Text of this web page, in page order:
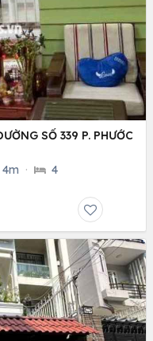
SỐ 339 P. PHƯỚC
4m · 4